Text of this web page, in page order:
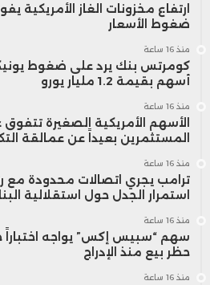
ارتفاع مخزونات الغاز الأمريكية
ضغوط الأسعار
منذ 16 ساعة
كومرتس بنك يرد على ضغوط
أسهم بقيمة 1.2 مليار يورو
منذ 16 ساعة
المستثمرين بعيداً عن عمالقة
منذ 16 ساعة
ترامب يجري اتصالات محدودة مع
استمرار الجدل حول استقلالية
منذ 16 ساعة
سهم “سبيس إكس” يواجه اختباراً
حظر بيع منذ الإدراج
منذ 16 ساعة